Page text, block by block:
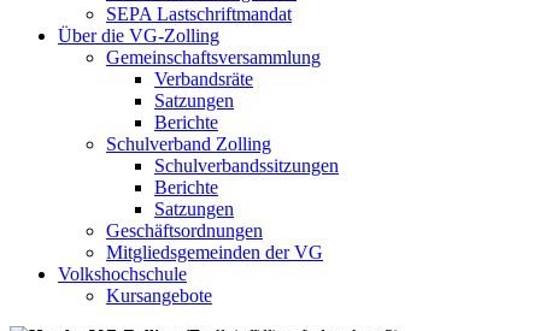
SEPA Lastschriftmandat
Über die VG-Zolling
Gemeinschaftsversammlung
Verbandsräte
Satzungen
Berichte
Schulverband Zolling
Schulverbandssitzungen
Berichte
Satzungen
Geschäftsordnungen
Mitgliedsgemeinden der VG
Volkshochschule
Kursangebote